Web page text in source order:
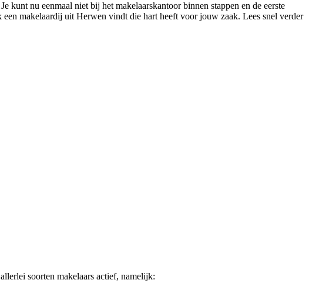
kunt nu eenmaal niet bij het makelaarskantoor binnen stappen en de eerste
makelaardij uit Herwen vindt die hart heeft voor jouw zaak. Lees snel verder
soorten makelaars actief, namelijk: